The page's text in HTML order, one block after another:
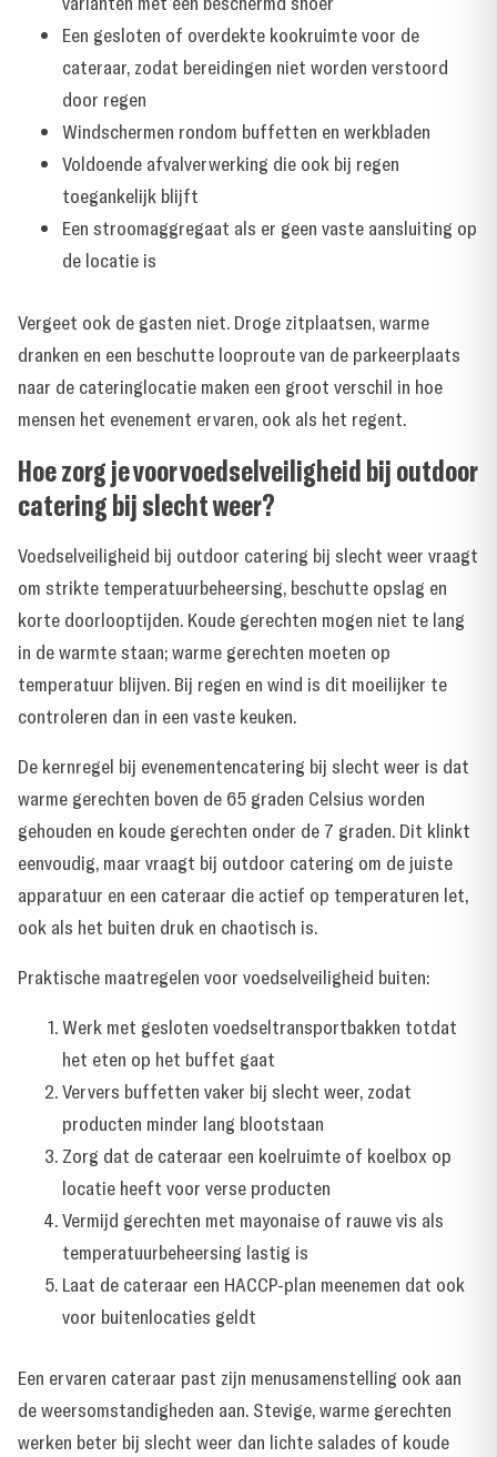
Een gesloten of overdekte kookruimte voor de
cateraar, zodat bereidingen niet worden verstoord
door regen
Windschermen rondom buffetten en werkbladen
Voldoende afvalverwerking die ook bij regen
toegankelijk blijft
Een stroomaggregaat als er geen vaste aansluiting op
de locatie is
Vergeet ook de gasten niet. Droge zitplaatsen, warme
dranken en een beschutte looproute van de parkeerplaats
naar de cateringlocatie maken een groot verschil in hoe
mensen het evenement ervaren, ook als het regent.
Hoe zorg je voor voedselveiligheid bij outdoor
catering bij slecht weer?
Voedselveiligheid bij outdoor catering bij slecht weer vraagt
om strikte temperatuurbeheersing, beschutte opslag en
korte doorlooptijden. Koude gerechten mogen niet te lang
in de warmte staan; warme gerechten moeten op
temperatuur blijven. Bij regen en wind is dit moeilijker te
controleren dan in een vaste keuken.
De kernregel bij evenementencatering bij slecht weer is dat
warme gerechten boven de 65 graden Celsius worden
gehouden en koude gerechten onder de 7 graden. Dit klinkt
eenvoudig, maar vraagt bij outdoor catering om de juiste
apparatuur en een cateraar die actief op temperaturen let,
ook als het buiten druk en chaotisch is.
Praktische maatregelen voor voedselveiligheid buiten:
Werk met gesloten voedseltransportbakken totdat
het eten op het buffet gaat
Ververs buffetten vaker bij slecht weer, zodat
producten minder lang blootstaan
Zorg dat de cateraar een koelruimte of koelbox op
locatie heeft voor verse producten
Vermijd gerechten met mayonaise of rauwe vis als
temperatuurbeheersing lastig is
Laat de cateraar een HACCP-plan meenemen dat ook
voor buitenlocaties geldt
Een ervaren cateraar past zijn menusamenstelling ook aan
de weersomstandigheden aan. Stevige, warme gerechten
werken beter bij slecht weer dan lichte salades of koude